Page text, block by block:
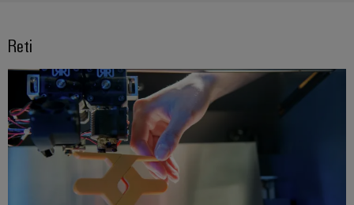
Oil
&
Gas
Garantire
la
sicurezza
funzionamento
per
circuito
stampato
e
connettori
PCB
campo
Automazione
software
Reti